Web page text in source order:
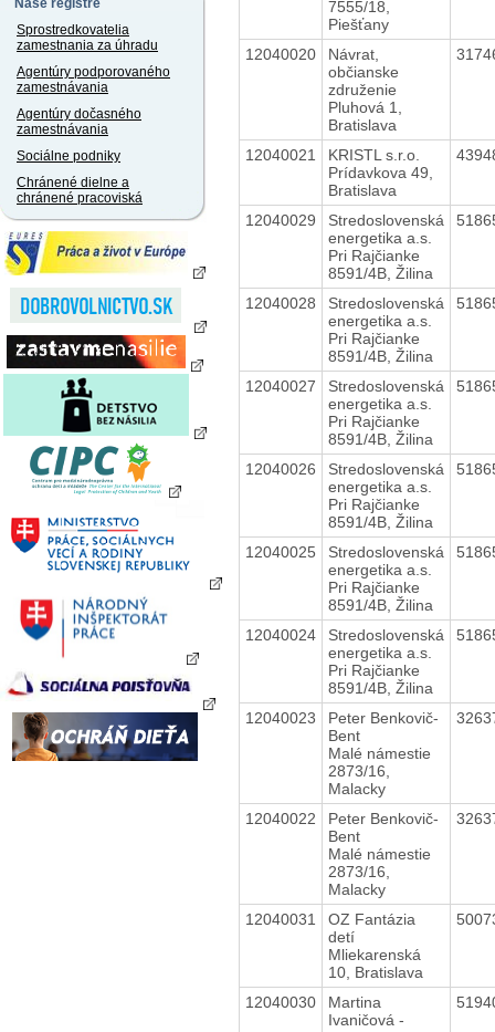
Naše registre
Sprostredkovatelia
zamestnania za úhradu
Agentúry podporovaného
zamestnávania
Agentúry dočasného
zamestnávania
Sociálne podniky
Chránené dielne a
chránené pracoviská
7555/18,
Piešťany
12040020
Návrat,
občianske
združenie
Pluhová 1,
Bratislava
12040021
KRISTL s.r.o.
Prídavkova 49,
Bratislava
12040029
Stredoslovenská
energetika a.s.
Pri Rajčianke
8591/4B, Žilina
12040028
Stredoslovenská
energetika a.s.
Pri Rajčianke
8591/4B, Žilina
12040027
Stredoslovenská
energetika a.s.
Pri Rajčianke
8591/4B, Žilina
12040026
Stredoslovenská
energetika a.s.
Pri Rajčianke
8591/4B, Žilina
12040025
Stredoslovenská
energetika a.s.
Pri Rajčianke
8591/4B, Žilina
12040024
Stredoslovenská
energetika a.s.
Pri Rajčianke
8591/4B, Žilina
12040023
Peter Benkovič-
Bent
Malé námestie
2873/16,
Malacky
12040022
Peter Benkovič-
Bent
Malé námestie
2873/16,
Malacky
12040031
OZ Fantázia
detí
Mliekarenská
10, Bratislava
12040030
Martina
Ivaničová -